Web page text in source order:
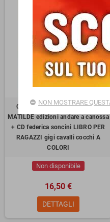
CANOSSA E LE LEGGENDE DI
MATILDE edizioni andare a canossa
+ CD federica soncini LIBRO PER
RAGAZZI gigi cavalli cocchi A
COLORI
Non disponibile
16,50 €
DETTAGLI
NON MOSTRARE